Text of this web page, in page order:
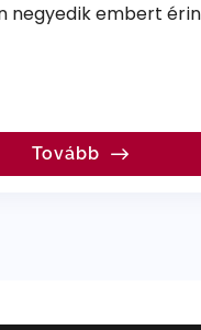
negyedik embert
Tovább